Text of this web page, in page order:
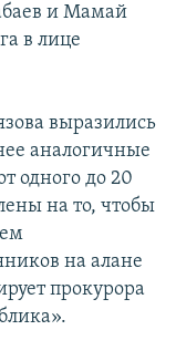
и Мамай
в лице
выразились
аналогичные
одного до 20
на то, чтобы
на алане
прокурора